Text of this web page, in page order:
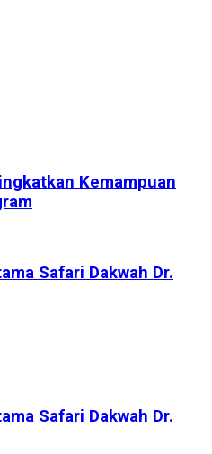
Kemampuan
Safari Dakwah Dr.
Safari Dakwah Dr.